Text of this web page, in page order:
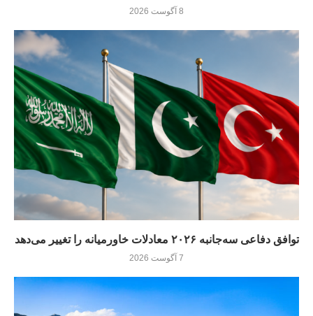
8 آگوست 2026
توافق دفاعی سه‌جانبه ۲۰۲۶ معادلات خاورمیانه را تغییر می‌دهد
7 آگوست 2026